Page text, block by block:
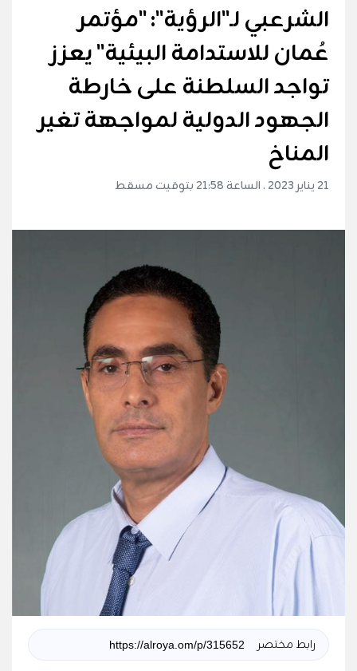
الشرعبي لـ"الرؤية": "مؤتمر
عُمان للاستدامة البيئية" يعزز
تواجد السلطنة على خارطة
الجهود الدولية لمواجهة تغير
المناخ
21 يناير 2023 . الساعة 21:58 بتوقيت مسقط
رابط مختصر